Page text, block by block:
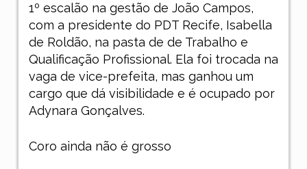
1º escalão na gestão de João Campos,
com a presidente do PDT Recife, Isabella
de Roldão, na pasta de de Trabalho e
Qualificação Profissional. Ela foi trocada na
vaga de vice-prefeita, mas ganhou um
cargo que dá visibilidade e é ocupado por
Adynara Gonçalves.
Coro ainda não é grosso